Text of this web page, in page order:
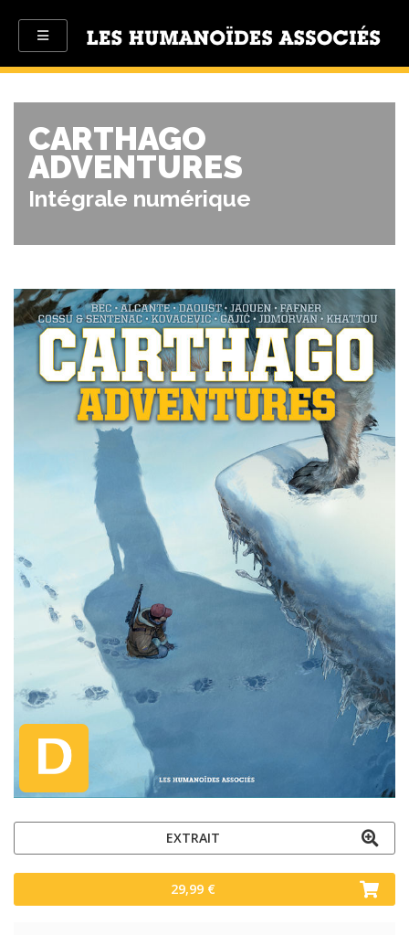
CARTHAGO
ADVENTURES
Intégrale numérique
EXTRAIT
29,99 €